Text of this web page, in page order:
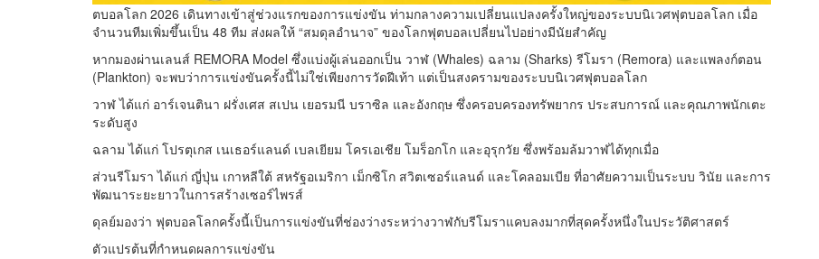
ตบอลโลก 2026 เดินทางเข้าสู่ช่วงแรกของการแข่งขัน ท่ามกลางความเปลี่ยนแปลงครั้งใหญ่ของระบบนิเวศฟุตบอลโลก เมื่อ
จำนวนทีมเพิ่มขึ้นเป็น 48 ทีม ส่งผลให้ “สมดุลอำนาจ” ของโลกฟุตบอลเปลี่ยนไปอย่างมีนัยสำคัญ
หากมองผ่านเลนส์ REMORA Model ซึ่งแบ่งผู้เล่นออกเป็น วาฬ (Whales) ฉลาม (Sharks) รีโมรา (Remora) และแพลงก์ตอน
(Plankton) จะพบว่าการแข่งขันครั้งนี้ไม่ใช่เพียงการวัดฝีเท้า แต่เป็นสงครามของระบบนิเวศฟุตบอลโลก
วาฬ ได้แก่ อาร์เจนตินา ฝรั่งเศส สเปน เยอรมนี บราซิล และอังกฤษ ซึ่งครอบครองทรัพยากร ประสบการณ์ และคุณภาพนักเตะ
ระดับสูง
ฉลาม ได้แก่ โปรตุเกส เนเธอร์แลนด์ เบลเยียม โครเอเชีย โมร็อกโก และอุรุกวัย ซึ่งพร้อมล้มวาฬได้ทุกเมื่อ
ส่วนรีโมรา ได้แก่ ญี่ปุ่น เกาหลีใต้ สหรัฐอเมริกา เม็กซิโก สวิตเซอร์แลนด์ และโคลอมเบีย ที่อาศัยความเป็นระบบ วินัย และการ
พัฒนาระยะยาวในการสร้างเซอร์ไพรส์
ดุลย์มองว่า ฟุตบอลโลกครั้งนี้เป็นการแข่งขันที่ช่องว่างระหว่างวาฬกับรีโมราแคบลงมากที่สุดครั้งหนึ่งในประวัติศาสตร์
ตัวแปรต้นที่กำหนดผลการแข่งขัน